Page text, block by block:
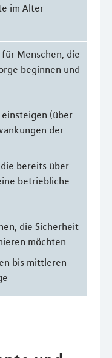
im Alter
Menschen, die
beginnen und
(über
der
bereits über
betriebliche
die Sicherheit
möchten
bis mittleren